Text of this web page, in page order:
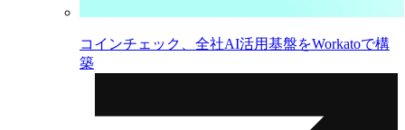
コインチェック、全社AI活用基盤をWorkatoで構
築